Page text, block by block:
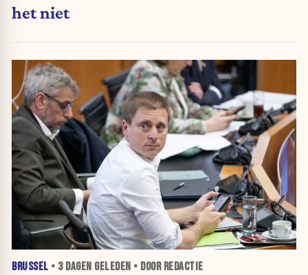
het niet
BRUSSEL • 3 DAGEN GELEDEN • DOOR REDACTIE